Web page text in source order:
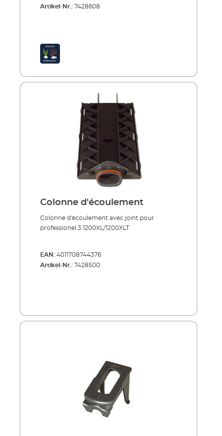
Artikel-Nr.: 7428608
Colonne d'écoulement
Colonne d'écoulement avec joint pour
professionel 3 1200XL/1200XLT
EAN: 4011708744376
Artikel-Nr.: 7428500